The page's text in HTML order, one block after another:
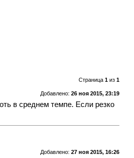
Страница 1из 1
Добавлено: 26 ноя 2015, 23:19
в среднем темпе. Если резко
Добавлено: 27 ноя 2015, 16:26